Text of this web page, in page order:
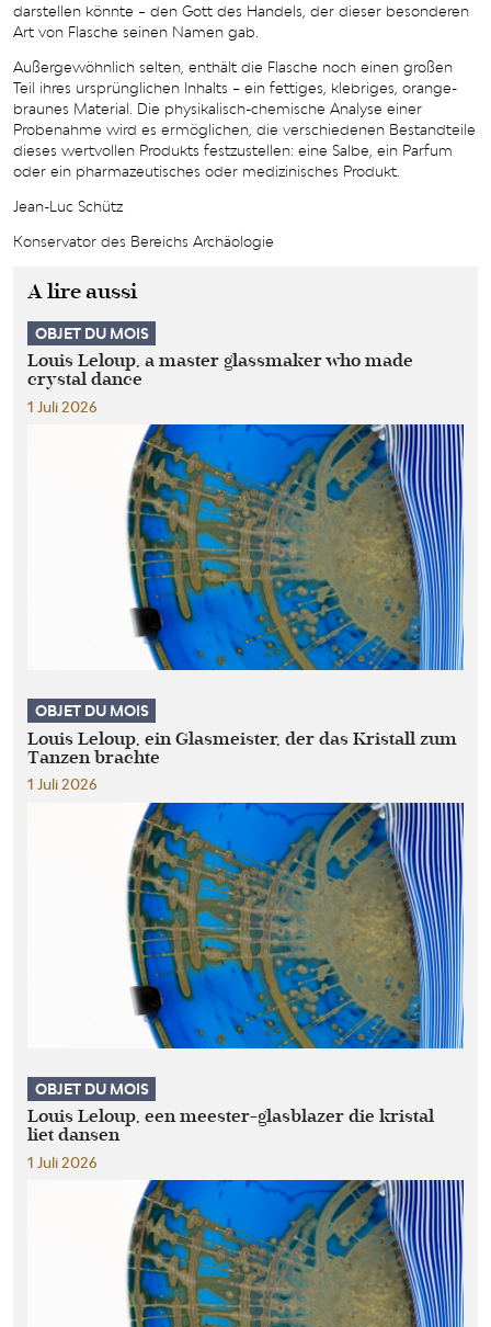
darstellen könnte – den Gott des Handels, der dieser besonderen
Art von Flasche seinen Namen gab.
Außergewöhnlich selten, enthält die Flasche noch einen großen
Teil ihres ursprünglichen Inhalts – ein fettiges, klebriges, orange-
braunes Material. Die physikalisch-chemische Analyse einer
Probenahme wird es ermöglichen, die verschiedenen Bestandteile
dieses wertvollen Produkts festzustellen: eine Salbe, ein Parfum
oder ein pharmazeutisches oder medizinisches Produkt.
Jean-Luc Schütz
Konservator des Bereichs Archäologie
A lire aussi
OBJET DU MOIS
Louis Leloup, a master glassmaker who made
crystal dance
1 Juli 2026
OBJET DU MOIS
Louis Leloup, ein Glasmeister, der das Kristall zum
Tanzen brachte
1 Juli 2026
OBJET DU MOIS
Louis Leloup, een meester-glasblazer die kristal
liet dansen
1 Juli 2026